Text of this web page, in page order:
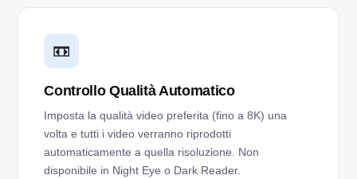
📼
Controllo Qualità Automatico
Imposta la qualità video preferita (fino a 8K) una
volta e tutti i video verranno riprodotti
automaticamente a quella risoluzione. Non
disponibile in Night Eye o Dark Reader.